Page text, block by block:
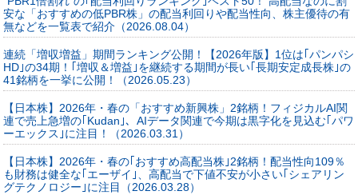
安な「おすすめの低PBR株」の配当利回りや配当性向、株主優待の有
無などを一覧表で紹介（2026.08.04）
連続「増収増益」期間ランキング公開！【2026年版】1位は｢パンパシ
HD｣の34期！｢増収＆増益｣を継続する期間が長い｢長期安定成長株｣の
41銘柄を一挙に公開！（2026.05.23）
【日本株】2026年・春の「おすすめ新興株」2銘柄！フィジカルAI関
連で売上急増の｢Kudan｣、AIデータ関連で今期は黒字化を見込む｢パワ
ーエックス｣に注目！（2026.03.31）
【日本株】2026年・春の｢おすすめ高配当株｣2銘柄！配当性向109％
も財務は健全な｢エーザイ｣、高配当で下値不安が小さい｢シェアリン
グテクノロジー｣に注目（2026.03.28）